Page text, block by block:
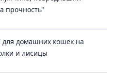
прочность"
для домашних кошек на
и лисицы